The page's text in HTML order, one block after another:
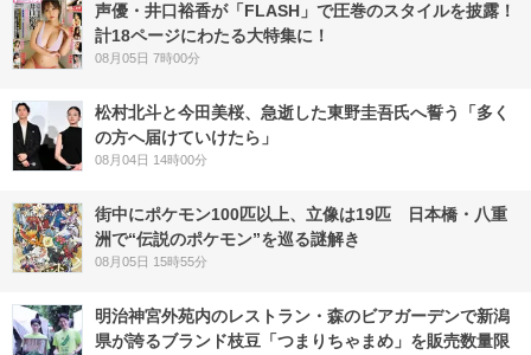
声優・井口裕香が「FLASH」で圧巻のスタイルを披露！
計18ページにわたる大特集に！
08月05日 7時00分
松村北斗と今田美桜、急逝した東野圭吾氏へ誓う「多く
の方へ届けていけたら」
08月04日 14時00分
街中にポケモン100匹以上、立像は19匹 日本橋・八重
洲で“伝説のポケモン”を巡る謎解き
08月05日 15時55分
明治神宮外苑内のレストラン・森のビアガーデンで新潟
県が誇るブランド枝豆「つまりちゃまめ」を販売数量限